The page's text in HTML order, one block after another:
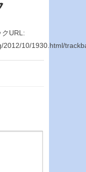
クURL:
2012/10/1930.html/